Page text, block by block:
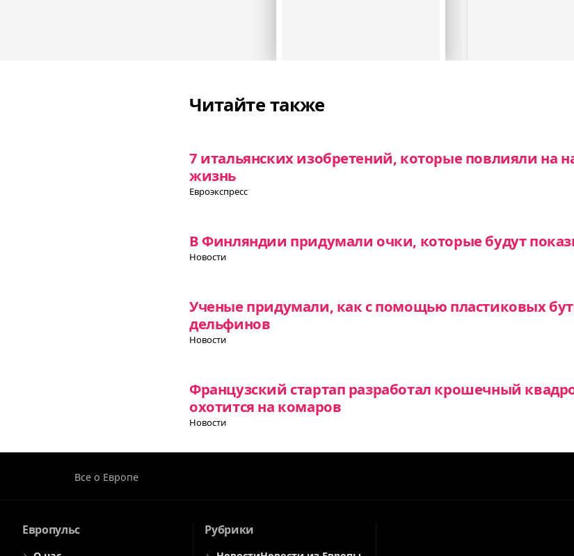
Читайте также
7 итальянских изобретений, которые повлияли на
жизнь
Евроэкспресс
В Финляндии придумали очки, которые будут
Новости
Ученые придумали, как с помощью пластиковых
дельфинов
Новости
Французский стартап разработал крошечный
охотится на комаров
Новости
Все о Европе
Европульс Рубрики